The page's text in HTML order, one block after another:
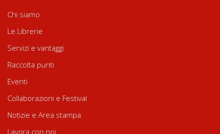
Chi siamo
Le Librerie
Servizi e vantaggi
Raccolta punti
Eventi
Collaborazioni e Festival
Notizie e Area stampa
Lavora con noi